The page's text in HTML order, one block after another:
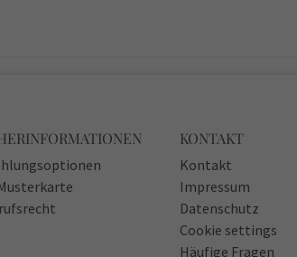
KONTAKT
Kontakt
Impressum
Datenschutz
Cookie settings
Häufige Fragen